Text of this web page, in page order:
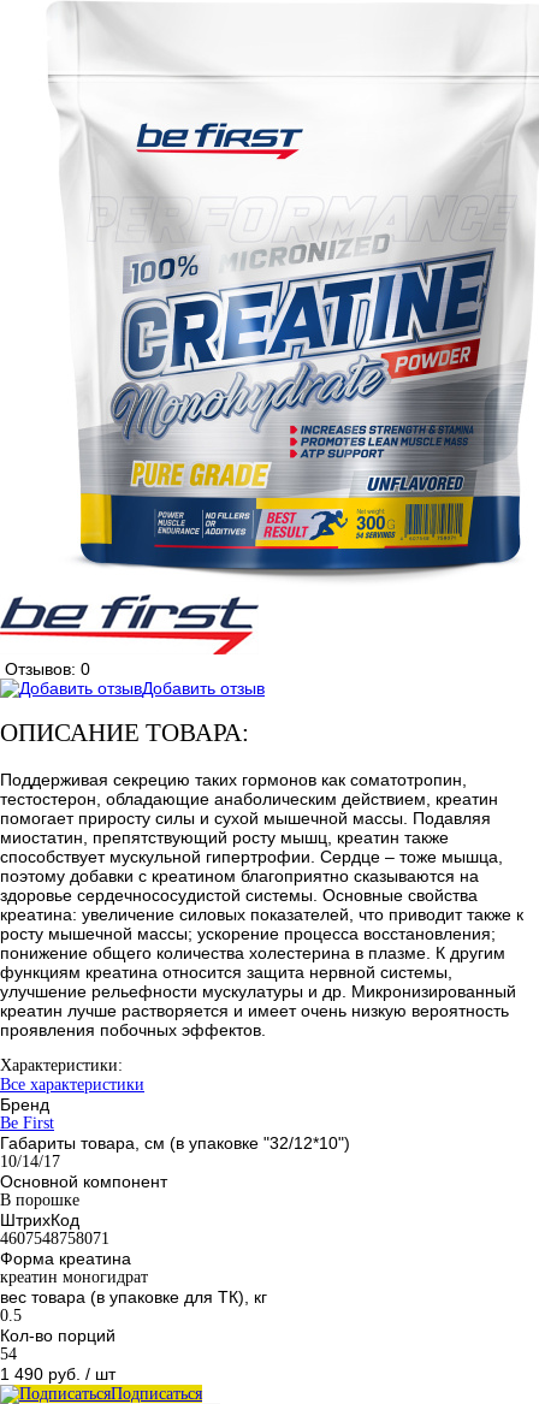
Отзывов: 0
Добавить отзыв
ОПИСАНИЕ ТОВАРА:
Поддерживая секрецию таких гормонов как соматотропин,
тестостерон, обладающие анаболическим действием, креатин
помогает приросту силы и сухой мышечной массы. Подавляя
миостатин, препятствующий росту мышц, креатин также
способствует мускульной гипертрофии. Сердце – тоже мышца,
поэтому добавки с креатином благоприятно сказываются на
здоровье сердечнососудистой системы. Основные свойства
креатина: увеличение силовых показателей, что приводит также к
росту мышечной массы; ускорение процесса восстановления;
понижение общего количества холестерина в плазме. К другим
функциям креатина относится защита нервной системы,
улучшение рельефности мускулатуры и др. Микронизированный
креатин лучше растворяется и имеет очень низкую вероятность
проявления побочных эффектов.
Характеристики:
Все характеристики
Бренд
Be First
Габариты товара, см (в упаковке "32/12*10")
10/14/17
Основной компонент
В порошке
ШтрихКод
4607548758071
Форма креатина
креатин моногидрат
вес товара (в упаковке для ТК), кг
0.5
Кол-во порций
54
1 490 руб. / шт
Подписаться